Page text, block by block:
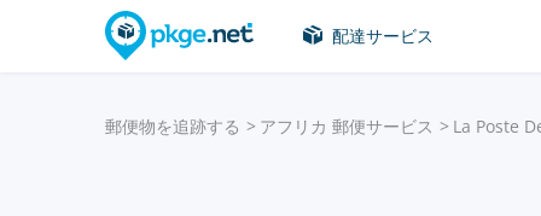
配達サービス
郵便物を追跡する アフリカ 郵便サービス La Poste